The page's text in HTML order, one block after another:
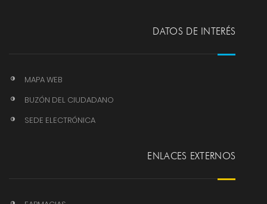
DATOS DE INTERÉS
MAPA WEB
BUZÓN DEL CIUDADANO
SEDE ELECTRÓNICA
ENLACES EXTERNOS